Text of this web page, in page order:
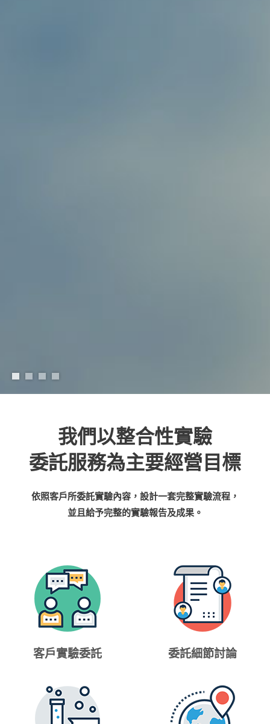
我們以整合性實驗
委託服務為主要經營目標
依照客戶所委託實驗內容，設計一套完整實驗流程，
並且給予完整的實驗報告及成果。
客戶實驗委託 委託細節討論